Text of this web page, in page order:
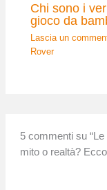
Chi sono i
gioco da
Lascia un
Rover
5 commenti su
mito o realtà?